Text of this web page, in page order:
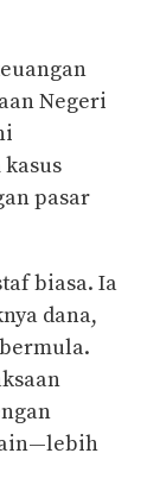
Negeri
pasar
biasa. Ia
dana,